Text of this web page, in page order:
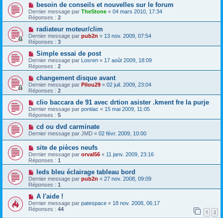
besoin de conseils et nouvelles sur le forum
Dernier message par TheStone « 04 mars 2010, 17:34
Réponses : 2
radiateur moteur/clim
Dernier message par pub2n « 13 nov. 2009, 07:54
Réponses : 3
Simple essai de post
Dernier message par Losren « 17 août 2009, 18:09
Réponses : 2
changement disque avant
Dernier message par Pilou29 « 02 juil. 2009, 23:04
Réponses : 2
clio baccara de 91 avec drtion asister .kment fre la purje
Dernier message par pontiac « 15 mai 2009, 11:05
Réponses : 5
cd ou dvd carminate
Dernier message par JMD « 02 févr. 2009, 10:00
site de pièces neufs
Dernier message par orval56 « 11 janv. 2009, 23:16
Réponses : 1
leds bleu éclairage tableau bord
Dernier message par pub2n « 27 nov. 2008, 09:09
Réponses : 1
A l'aide !
Dernier message par patespace « 18 nov. 2008, 06:17
Réponses : 44 1 2